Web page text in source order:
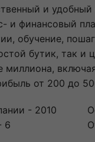
и
и финансовый
обучение,
бутик, так и
миллиона,
от 200 до
- 2010
6